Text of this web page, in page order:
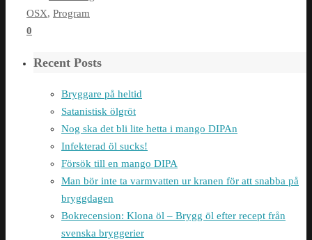
OSX, Program
0
Recent Posts
Bryggare på heltid
Satanistisk ölgröt
Nog ska det bli lite hetta i mango DIPAn
Infekterad öl sucks!
Försök till en mango DIPA
Man bör inte ta varmvatten ur kranen för att snabba på
bryggdagen
Bokrecension: Klona öl – Brygg öl efter recept från
svenska bryggerier